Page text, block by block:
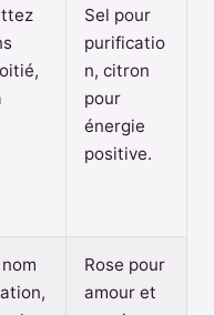
Sel pour
purificatio
n, citron
pour
énergie
positive.
Rose pour
amour et